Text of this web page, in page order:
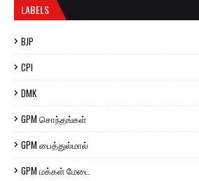
LABELS
BJP
CPI
DMK
GPM சொந்தங்கள்
GPM பைத்துல்மால்
GPM மக்கள் மேடை